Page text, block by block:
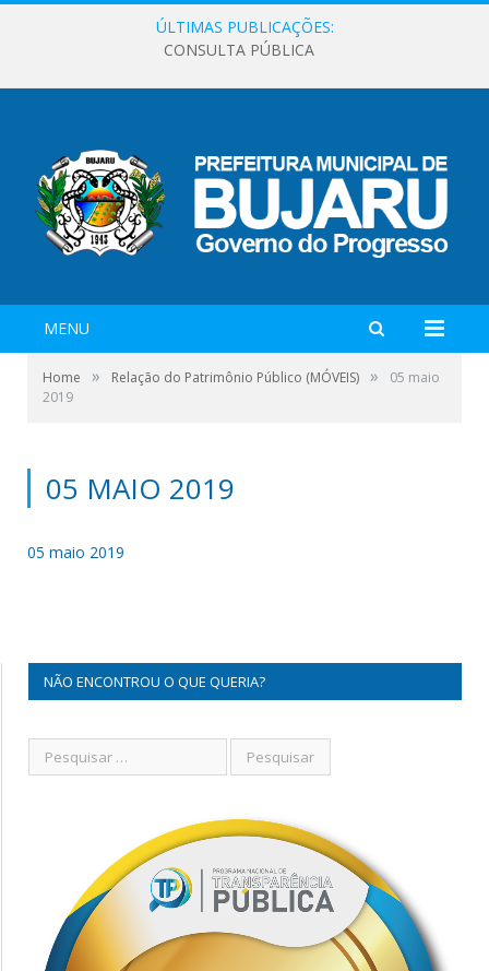
ÚLTIMAS PUBLICAÇÕES:
CONSULTA PÚBLICA
MENU
Home » Relação do Patrimônio Público (MÓVEIS) »
05 maio
2019
05 MAIO 2019
05 maio 2019
NÃO ENCONTROU O QUE QUERIA?